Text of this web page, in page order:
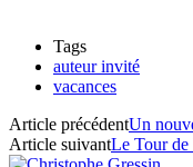
Tags
auteur invité
vacances
Article précédentUn
Article suivantLe Tour de